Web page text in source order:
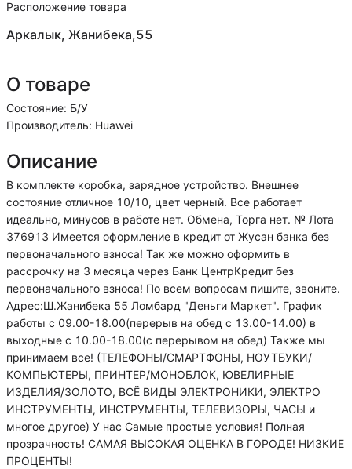
Расположение товара
Аркалык, Жанибека,55
О товаре
Состояние: Б/У
Производитель: Huawei
Описание
В комплекте коробка, зарядное устройство. Внешнее
состояние отличное 10/10, цвет черный. Все работает
идеально, минусов в работе нет. Обмена, Торга нет. № Лота
376913 Имеется оформление в кредит от Жусан банка без
первоначального взноса! Так же можно оформить в
рассрочку на 3 месяца через Банк ЦентрКредит без
первоначального взноса! По всем вопросам пишите, звоните.
Адрес:Ш.Жанибека 55 Ломбард "Деньги Маркет". График
работы с 09.00-18.00(перерыв на обед с 13.00-14.00) в
выходные с 10.00-18.00(с перерывом на обед) Также мы
принимаем все! (ТЕЛЕФОНЫ/СМАРТФОНЫ, НОУТБУКИ/
КОМПЬЮТЕРЫ, ПРИНТЕР/МОНОБЛОК, ЮВЕЛИРНЫЕ
ИЗДЕЛИЯ/ЗОЛОТО, ВСЁ ВИДЫ ЭЛЕКТРОНИКИ, ЭЛЕКТРО
ИНСТРУМЕНТЫ, ИНСТРУМЕНТЫ, ТЕЛЕВИЗОРЫ, ЧАСЫ и
многое другое) У нас Самые простые условия! Полная
прозрачность! САМАЯ ВЫСОКАЯ ОЦЕНКА В ГОРОДЕ! НИЗКИЕ
ПРОЦЕНТЫ!